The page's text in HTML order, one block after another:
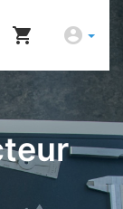
shopping_cart account_circle